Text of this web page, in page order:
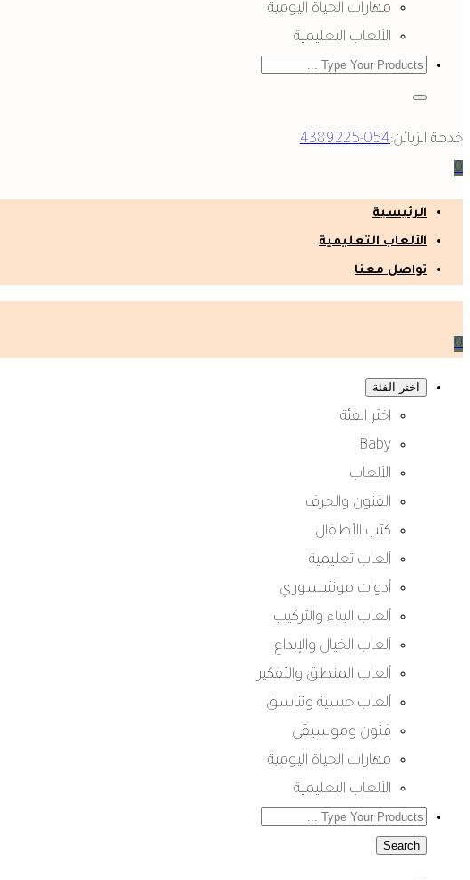
مهارات الحياة اليومية
الألعاب التعليمية
خدمة الزبائن:054-4389225
0
الرئيسية
الألعاب التعليمية
تواصل معنا
0
اختر الفئة
اختر الفئة
Baby
الألعاب
الفنون والحرف
كتب الأطفال
ألعاب تعليمية
أدوات مونتيسوري
ألعاب البناء والتركيب
ألعاب الخيال والإبداع
ألعاب المنطق والتفكير
ألعاب حسية وتناسق
فنون وموسيقى
مهارات الحياة اليومية
الألعاب التعليمية
Search